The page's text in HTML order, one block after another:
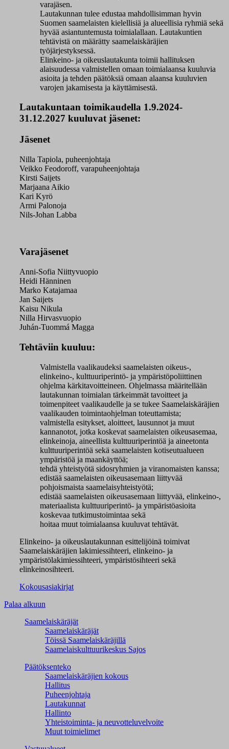
varajäsen.
Lautakunnan tulee edustaa mahdollisimman hyvin
Suomen saamelaisten kielellisiä ja alueellisia ryhmiä sekä
hyvää asiantuntemusta toimialallaan. Lautakuntien
tehtävistä on määrätty saamelaiskäräjien
työjärjestyksessä.
Elinkeino- ja oikeuslautakunta toimii hallituksen
alaisuudessa valmistellen omaan toimialaansa kuuluvia
asioita ja tehden päätöksiä omaan alaansa kuuluvien
varojen jakamisesta ja käyttämisestä.
Lautakuntaan toimikaudella 1.9.2024-
31.12.2027 kuuluvat jäsenet:
Jäsenet
Nilla Tapiola, puheenjohtaja
Veikko Feodoroff, varapuheenjohtaja
Kirsti Saijets
Marjaana Aikio
Kari Kyrö
Armi Palonoja
Nils-Johan Labba
Varajäsenet
Anni-Sofia Niittyvuopio
Heidi Hänninen
Marko Katajamaa
Jan Saijets
Kaisu Nikula
Nilla Hirvasvuopio
Juhán-Tuommá Magga
Tehtäviin kuuluu:
Valmistella vaalikaudeksi saamelaisten oikeus-,
elinkeino-, kulttuuriperintö- ja ympäristöpoliittinen
ohjelma kärkitavoitteineen. Ohjelmassa määritellään
lautakunnan toimialan tärkeimmät tavoitteet ja
toimenpiteet vaalikaudelle ja se tukee Saamelaiskäräjien
vaalikauden toimintaohjelman toteuttamista;
valmistella esitykset, aloitteet, lausunnot ja muut
kannanotot, jotka koskevat saamelaisten oikeusasemaa,
elinkeinoja, aineellista kulttuuriperintöä ja aineetonta
kulttuuriperintöä sekä saamelaisten kotiseutualueen
ympäristöä ja maankäyttöä;
tehdä yhteistyötä sidosryhmien ja viranomaisten kanssa;
edistää saamelaisten oikeusasemaan liittyvää
pohjoismaista saamelaisyhteistyötä;
edistää saamelaisten oikeusasemaan liittyvää, elinkeino-,
materiaalista kulttuuriperintö- ja ympäristöasioita
koskevaa tutkimustoimintaa sekä
hoitaa muut toimialaansa kuuluvat tehtävät.
Elinkeino- ja oikeuslautakunnan esittelijöinä toimivat
Saamelaiskäräjien lakimiessihteeri, elinkeino- ja
ympäristölakimiessihteeri, ympäristösihteeri sekä
elinkeinosihteeri.
Kokousasiakirjat
Palaa alkuun
Saamelaiskäräjät
Saamelaiskäräjät
Töissä Saamelaiskäräjillä
Saamelaiskulttuuri­keskus Sajos
Päätöksenteko
Saamelaiskäräjien kokous
Hallitus
Puheenjohtaja
Lautakunnat
Hallinto
Yhteistoiminta- ja neuvotteluvelvoite
Muut toimielimet